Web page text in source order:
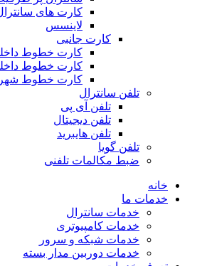
کارت های
لاینسس
کارت جانبی
کارت خطوط
کارت خطوط
کارت خطوط
تلفن سانترال
تلفن آی پی
تلفن دیجیتال
تلفن هایبرید
تلفن گویا
ضبط مکالمات تلفنی
خانه
خدمات ما
خدمات سانترال
خدمات کامپیوتری
خدمات شبکه و سرور
خدمات دوربین مدار بسته